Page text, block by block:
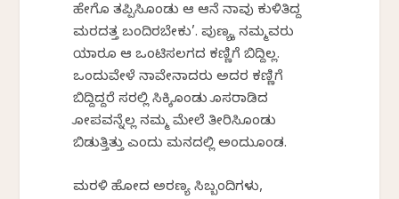
ಹೇಗೊ ತಪ್ಪಿಸಿಕೊಂಡು ಆ ಆನೆ ನಾವು ಕುಳಿತಿದ್ದ
ಮರದತ್ತ ಬಂದಿರಬೇಕು’. ಪುಣ್ಯಕ್ಕೆ ನಮ್ಮವರು
ಯಾರೂ ಆ ಒಂಟಿಸಲಗದ ಕಣ್ಣಿಗೆ ಬಿದ್ದಿಲ್ಲ.
ಒಂದುವೇಳೆ ನಾವೇನಾದರು ಅದರ ಕಣ್ಣಿಗೆ
ಬಿದ್ದಿದ್ದರೆ ಕೆಸರಲ್ಲಿ ಸಿಕ್ಕಿಕೊಂಡು ಕೊಸರಾಡಿದ
ಕೋಪವನ್ನೆಲ್ಲ ನಮ್ಮ ಮೇಲೆ ತೀರಿಸಿಕೊಂಡು
ಬಿಡುತ್ತಿತ್ತು ಎಂದು ಮನದಲ್ಲಿ ಅಂದುಕೊಂಡ.
ಮರಳಿ ಹೋದ ಅರಣ್ಯ ಸಿಬ್ಬಂದಿಗಳು,